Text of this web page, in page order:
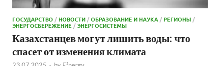
ГОСУДАРСТВО /НОВОСТИ /ОБРАЗОВАНИЕ И НАУКА /РЕГИОНЫ /
ЭНЕРГОСБЕРЕЖЕНИЕ /ЭНЕРГОСИСТЕМЫ
Казахстанцев могут лишить воды: что
спасет от изменения климата